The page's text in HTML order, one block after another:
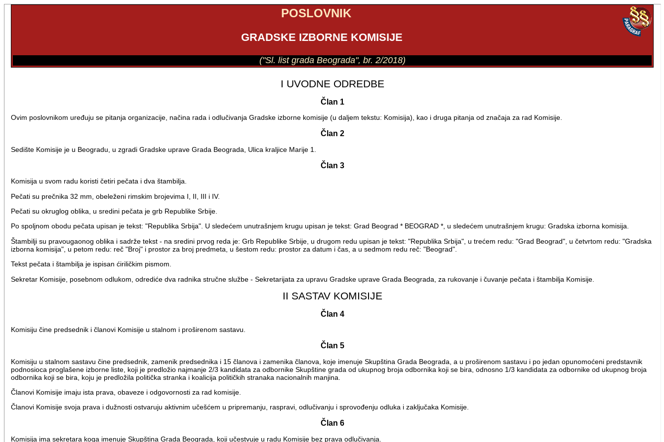
POSLOVNIK
GRADSKE IZBORNE KOMISIJE
("Sl. list grada Beograda", br. 2/2018)
I UVODNE ODREDBE
Član 1
Ovim poslovnikom uređuju se pitanja organizacije, načina rada i odlučivanja Gradske izborne komisije (u daljem tekstu: Komisija), kao i druga pitanja od značaja za rad Komisije.
Član 2
Sedište Komisije je u Beogradu, u zgradi Gradske uprave Grada Beograda, Ulica kraljice Marije 1.
Član 3
Komisija u svom radu koristi četiri pečata i dva štambilja.
Pečati su prečnika 32 mm, obeleženi rimskim brojevima I, II, III i IV.
Pečati su okruglog oblika, u sredini pečata je grb Republike Srbije.
Po spoljnom obodu pečata upisan je tekst: "Republika Srbija". U sledećem unutrašnjem krugu upisan je tekst: Grad Beograd * BEOGRAD *, u sledećem unutrašnjem krugu: Gradska izborna komisija.
Štambilji su pravougaonog oblika i sadrže tekst - na sredini prvog reda je: Grb Republike Srbije, u drugom redu upisan je tekst: "Republika Srbija", u trećem redu: "Grad Beograd", u četvrtom redu: "Gradska
izborna komisija", u petom redu: reč "Broj" i prostor za broj predmeta, u šestom redu: prostor za datum i čas, a u sedmom redu reč: "Beograd".
Tekst pečata i štambilja je ispisan ćiriličkim pismom.
Sekretar Komisije, posebnom odlukom, odrediće dva radnika stručne službe - Sekretarijata za upravu Gradske uprave Grada Beograda, za rukovanje i čuvanje pečata i štambilja Komisije.
II SASTAV KOMISIJE
Član 4
Komisiju čine predsednik i članovi Komisije u stalnom i proširenom sastavu.
Član 5
Komisiju u stalnom sastavu čine predsednik, zamenik predsednika i 15 članova i zamenika članova, koje imenuje Skupština Grada Beograda, a u proširenom sastavu i po jedan opunomoćeni predstavnik
podnosioca proglašene izborne liste, koji je predložio najmanje 2/3 kandidata za odbornike Skupštine grada od ukupnog broja odbornika koji se bira, odnosno 1/3 kandidata za odbornike od ukupnog broja
odbornika koji se bira, koju je predložila politička stranka i koalicija političkih stranaka nacionalnih manjina.
Članovi Komisije imaju ista prava, obaveze i odgovornosti za rad komisije.
Članovi Komisije svoja prava i dužnosti ostvaruju aktivnim učešćem u pripremanju, raspravi, odlučivanju i sprovođenju odluka i zaključaka Komisije.
Član 6
Komisija ima sekretara koga imenuje Skupština Grada Beograda, koji učestvuje u radu Komisije bez prava odlučivanja.